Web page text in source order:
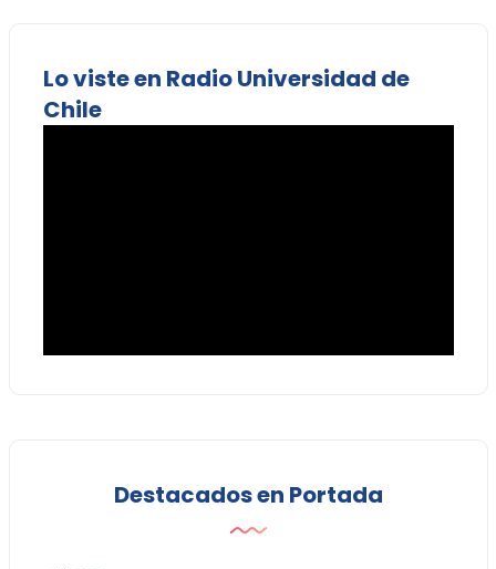
Lo viste en Radio Universidad de
Chile
Destacados en Portada